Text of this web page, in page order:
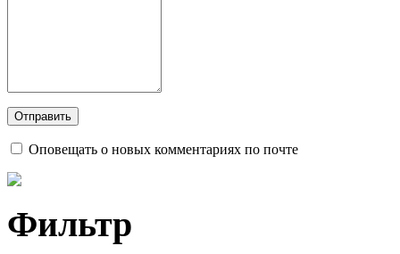
Оповещать о новых комментариях по почте
Фильтр